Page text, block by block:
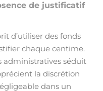
de justificatif
d’utiliser des fonds
chaque centime.
administratives séduit
la discrétion
dans un